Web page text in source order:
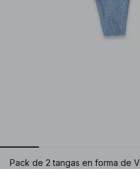
Pack de 2 tangas en forma de V